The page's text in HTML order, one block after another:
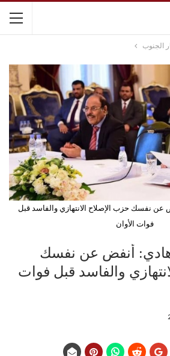
الجنوب
نفسك حزب الإصلاح الانتهازي والفاسد قبل
فوات الأوان
أنفض عن نفسك
والفاسد قبل فوات